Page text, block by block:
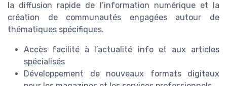
la diffusion rapide de l’information numérique et la
création de communautés engagées autour de
thématiques spécifiques.
Accès facilité à l’actualité info et aux articles
spécialisés
Développement de nouveaux formats digitaux